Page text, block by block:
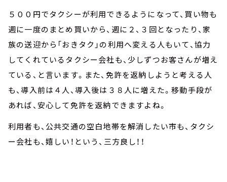
５００円でタクシーが利用できるようになって、買い物も
週に一度のまとめ買いから、週に２、３回となったり、家
族の送迎から「おきタク」の利用へ変える人もいて、協力
してくれているタクシー会社も、少しずつお客さんが増え
ている、と言います。また、免許を返納しようと考える人
も、導入前は４人、導入後は３８人に増えた。移動手段が
あれば、安心して免許を返納できますよね。
利用者も、公共交通の空白地帯を解消したい市も、タクシ
ー会社も、嬉しい！という、三方良し！！